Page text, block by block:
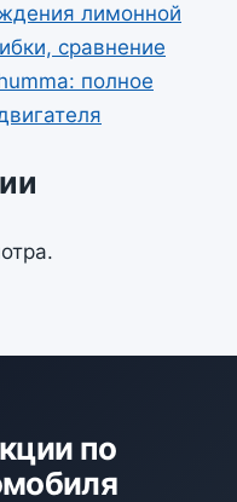
лимонной
сравнение
полное
по